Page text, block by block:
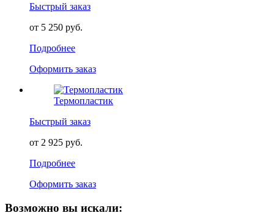
Быстрый заказ
от 5 250 руб.
Подробнее
Оформить заказ
Термопластик
Быстрый заказ
от 2 925 руб.
Подробнее
Оформить заказ
Возможно вы искали: